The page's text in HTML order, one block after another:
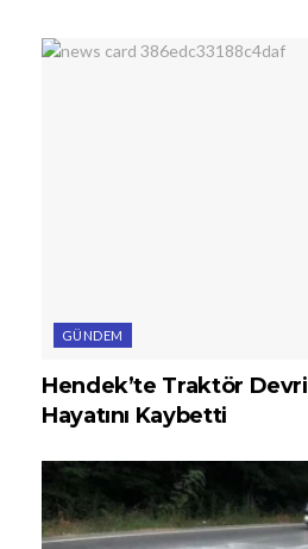
GÜNDEM
Hendek’te Traktör
Hayatını Kaybetti